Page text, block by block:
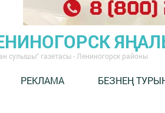
сулышы" газетасы - Лениногорск районы
РЕКЛАМА БЕЗНЕҢ